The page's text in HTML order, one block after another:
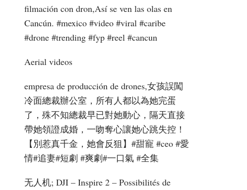
filmación con dron,Así se ven las olas en
Cancún. #mexico #video #viral #caribe
#drone #trending #fyp #reel #cancun
Aerial videos
empresa de producción de drones,女孩誤闖
冷面總裁辦公室，所有人都以為她完蛋
了，殊不知總裁早已對她動心，隔天直接
帶她領證成婚，一吻奪心讓她心跳失控！
【別惹真千金，她會反狙】#甜寵 #ceo #愛
情#追妻#短劇 #爽劇#一口氣 #全集
无人机; DJI – Inspire 2 – Possibilités de